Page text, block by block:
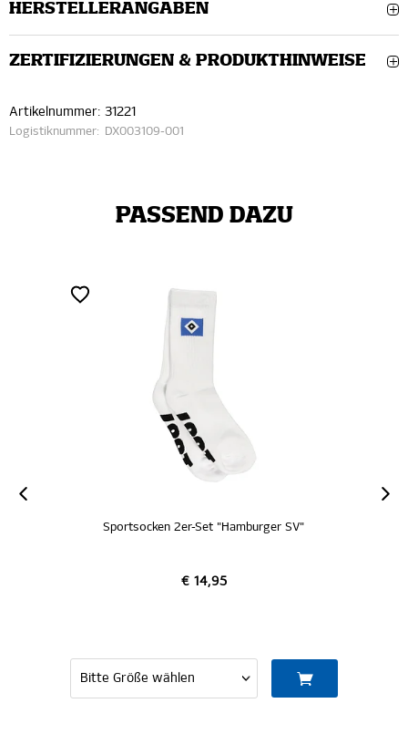
HERSTELLERANGABEN
ZERTIFIZIERUNGEN & PRODUKTHINWEISE
Artikelnummer: 31221
Logistiknummer: DX003109-001
PASSEND DAZU
Sportsocken 2er-Set "Hamburger SV"
€ 14,95